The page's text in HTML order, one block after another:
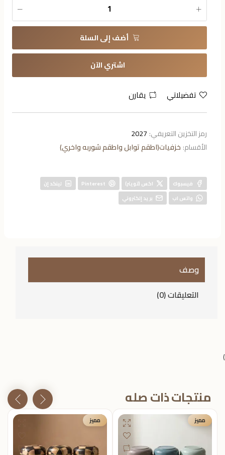
أضف إلى السلة
اشتري الآن
تفضيلاتي يقارن
رمز التخزين التعريفي: 2027
الأقسام: خزفيات(اطقم توابل واطقم شوربه واخري)
فيسبوك اكس (تويتر) Pinterest
لينكد إن
واتس اب
بريد إلكتروني
وصف
التعليقات (0)
)
منتجات ذات صله
مميز مميز